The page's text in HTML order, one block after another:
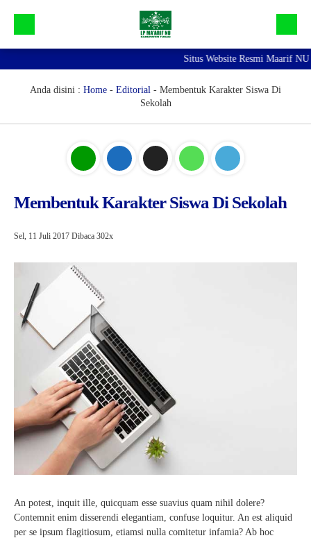
Galeri
Situs Website Resmi Maarif NU
Anda disini : Home - Editorial - Membentuk Karakter Siswa Di
Sekolah
Membentuk Karakter Siswa Di Sekolah
Sel, 11 Juli 2017 Dibaca 302x
An potest, inquit ille, quicquam esse suavius quam nihil dolere?
Contemnit enim disserendi elegantiam, confuse loquitur. An est aliquid
per se ipsum flagitiosum, etiamsi nulla comitetur infamia? Ab hoc